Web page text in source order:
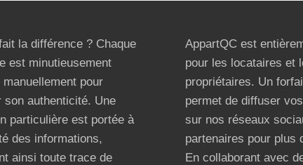
la différence ? Chaque
est minutieusement
pour
son authenticité. Une
particulière est portée à
des informations,
ainsi toute trace de
AppartQC est
pour les locataires et
propriétaires. Un
permet de diffuser
sur nos réseaux
partenaires pour plus
En collaborant avec